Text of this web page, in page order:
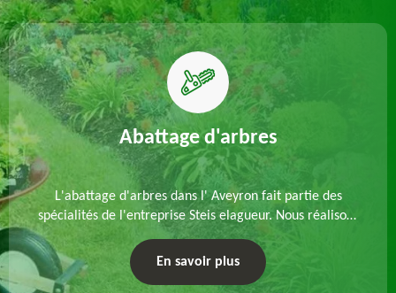
Abattage d'arbres
L'abattage d'arbres dans l' Aveyron fait partie des
spécialités de l'entreprise Steis elagueur. Nous réalisons
un abattage direct ou par démontage, tenant compte
des particularités du site et des végétaux.
En savoir plus